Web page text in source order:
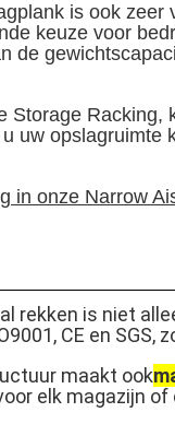
is ook
keuze voor
de
Storage
uw opslagruimte
in onze Narrow
rekken is niet
CE en
maakt ook
elk magazijn